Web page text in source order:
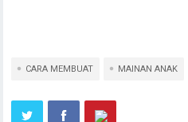
CARA MEMBUAT MAINAN ANAK